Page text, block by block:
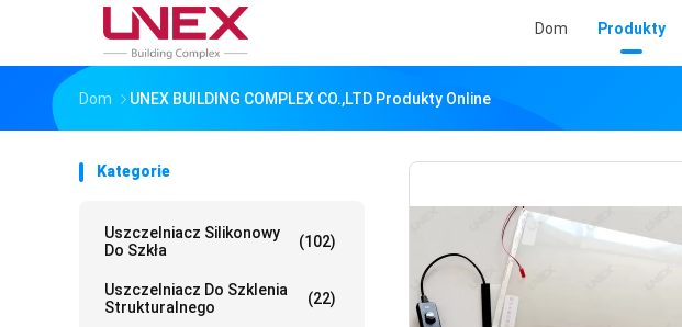
Dom Produkty
Dom UNEX BUILDING COMPLEX CO.,LTD Produkty Online
Kategorie
Uszczelniacz Silikonowy
Do Szkła
(102)
Uszczelniacz Do Szklenia
Strukturalnego
(22)